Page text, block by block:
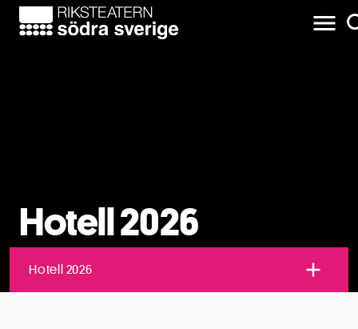
Hotell 2026
Hotell 2026